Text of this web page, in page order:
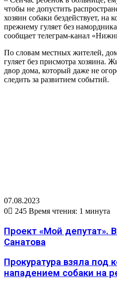
чтобы не допустить
хозяин собаки бездействует, на
прежнему гуляет без
сообщает телеграм-канал
По словам местных жителей,
гуляет без присмотра хозяина.
двор дома, который даже не
следить за развитием событий.
07.08.2023
0
245 Время чтения: 1 минута
Проект «Мой депутат».
Санатова
Прокуратура взяла под
нападением собаки на